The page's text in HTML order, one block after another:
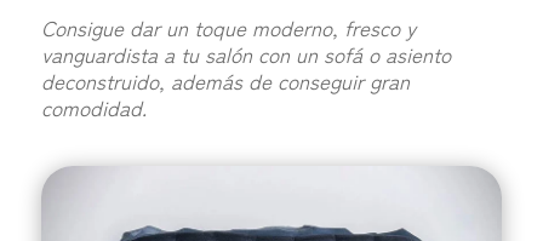
Consigue dar un toque moderno, fresco y
vanguardista a tu salón con un sofá o asiento
deconstruido, además de conseguir gran
comodidad.